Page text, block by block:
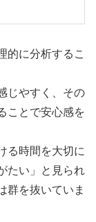
的に分析するこ
じやすく、その
ことで安心感を
る時間を大切に
たい」と見られ
群を抜いていま